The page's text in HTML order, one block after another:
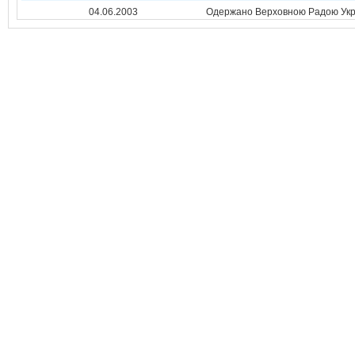
04.06.2003
Одержано Верховною Радою